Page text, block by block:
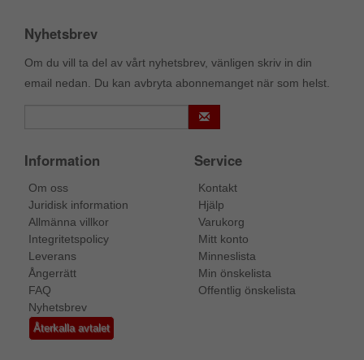
Nyhetsbrev
Om du vill ta del av vårt nyhetsbrev, vänligen skriv in din
email nedan. Du kan avbryta abonnemanget när som helst.
Information
Om oss
Juridisk information
Allmänna villkor
Integritetspolicy
Leverans
Ångerrätt
FAQ
Nyhetsbrev
Återkalla avtalet
Service
Kontakt
Hjälp
Varukorg
Mitt konto
Minneslista
Min önskelista
Offentlig önskelista